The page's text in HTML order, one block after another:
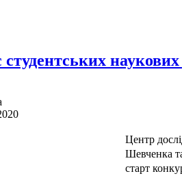
наукових
Центр
Шевченка
старт